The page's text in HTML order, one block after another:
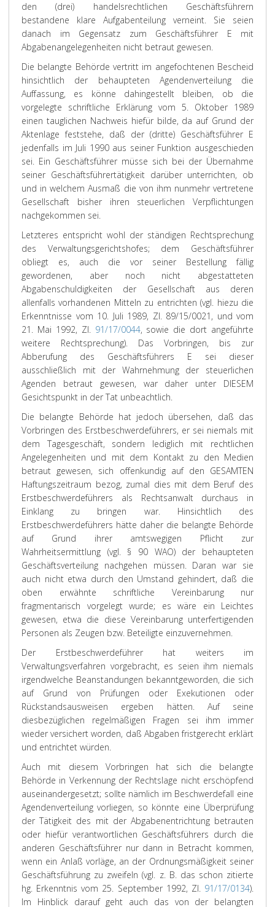
den (drei) handelsrechtlichen Geschäftsführern
bestandene klare Aufgabenteilung verneint. Sie seien
danach im Gegensatz zum Geschäftsführer E mit
Abgabenangelegenheiten nicht betraut gewesen.
Die belangte Behörde vertritt im angefochtenen Bescheid
hinsichtlich der behaupteten Agendenverteilung die
Auffassung, es könne dahingestellt bleiben, ob die
vorgelegte schriftliche Erklärung vom 5. Oktober 1989
einen tauglichen Nachweis hiefür bilde, da auf Grund der
Aktenlage feststehe, daß der (dritte) Geschäftsführer E
jedenfalls im Juli 1990 aus seiner Funktion ausgeschieden
sei. Ein Geschäftsführer müsse sich bei der Übernahme
seiner Geschäftsführertätigkeit darüber unterrichten, ob
und in welchem Ausmaß die von ihm nunmehr vertretene
Gesellschaft bisher ihren steuerlichen Verpflichtungen
nachgekommen sei.
Letzteres entspricht wohl der ständigen Rechtsprechung
des Verwaltungsgerichtshofes; dem Geschäftsführer
obliegt es, auch die vor seiner Bestellung fällig
gewordenen, aber noch nicht abgestatteten
Abgabenschuldigkeiten der Gesellschaft aus deren
allenfalls vorhandenen Mitteln zu entrichten (vgl. hiezu die
Erkenntnisse vom 10. Juli 1989, Zl. 89/15/0021, und vom
21. Mai 1992, Zl. 91/17/0044, sowie die dort angeführte
weitere Rechtsprechung). Das Vorbringen, bis zur
Abberufung des Geschäftsführers E sei dieser
ausschließlich mit der Wahrnehmung der steuerlichen
Agenden betraut gewesen, war daher unter DIESEM
Gesichtspunkt in der Tat unbeachtlich.
Die belangte Behörde hat jedoch übersehen, daß das
Vorbringen des Erstbeschwerdeführers, er sei niemals mit
dem Tagesgeschäft, sondern lediglich mit rechtlichen
Angelegenheiten und mit dem Kontakt zu den Medien
betraut gewesen, sich offenkundig auf den GESAMTEN
Haftungszeitraum bezog, zumal dies mit dem Beruf des
Erstbeschwerdeführers als Rechtsanwalt durchaus in
Einklang zu bringen war. Hinsichtlich des
Erstbeschwerdeführers hätte daher die belangte Behörde
auf Grund ihrer amtswegigen Pflicht zur
Wahrheitsermittlung (vgl. § 90 WAO) der behaupteten
Geschäftsverteilung nachgehen müssen. Daran war sie
auch nicht etwa durch den Umstand gehindert, daß die
oben erwähnte schriftliche Vereinbarung nur
fragmentarisch vorgelegt wurde; es wäre ein Leichtes
gewesen, etwa die diese Vereinbarung unterfertigenden
Personen als Zeugen bzw. Beteiligte einzuvernehmen.
Der Erstbeschwerdeführer hat weiters im
Verwaltungsverfahren vorgebracht, es seien ihm niemals
irgendwelche Beanstandungen bekanntgeworden, die sich
auf Grund von Prüfungen oder Exekutionen oder
Rückstandsausweisen ergeben hätten. Auf seine
diesbezüglichen regelmäßigen Fragen sei ihm immer
wieder versichert worden, daß Abgaben fristgerecht erklärt
und entrichtet würden.
Auch mit diesem Vorbringen hat sich die belangte
Behörde in Verkennung der Rechtslage nicht erschöpfend
auseinandergesetzt; sollte nämlich im Beschwerdefall eine
Agendenverteilung vorliegen, so könnte eine Überprüfung
der Tätigkeit des mit der Abgabenentrichtung betrauten
oder hiefür verantwortlichen Geschäftsführers durch die
anderen Geschäftsführer nur dann in Betracht kommen,
wenn ein Anlaß vorläge, an der Ordnungsmäßigkeit seiner
Geschäftsführung zu zweifeln (vgl. z. B. das schon zitierte
hg. Erkenntnis vom 25. September 1992, Zl. 91/17/0134).
Im Hinblick darauf geht auch das von der belangten